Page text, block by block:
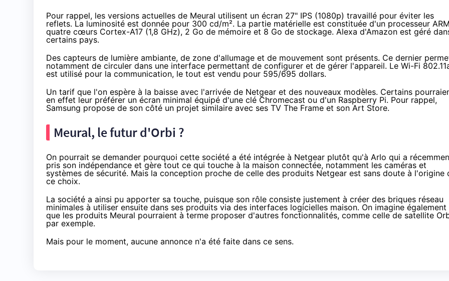
Pour rappel, les versions actuelles de Meural utilisent un écran 27" IPS (1080p) travaillé pour éviter les
reflets. La luminosité est donnée pour 300 cd/m². La partie matérielle est constituée d'un processeur
quatre cœurs Cortex-A17 (1,8 GHz), 2 Go de mémoire et 8 Go de stockage. Alexa d'Amazon est géré
certains pays.
Des capteurs de lumière ambiante, de zone d'allumage et de mouvement sont présents. Ce dernier
notamment de circuler dans une interface permettant de configurer et de gérer l'appareil. Le Wi-Fi
est utilisé pour la communication, le tout est vendu pour 595/695 dollars.
Un tarif que l'on espère à la baisse avec l'arrivée de Netgear et des nouveaux modèles. Certains
en effet leur préférer un écran minimal équipé d'une clé Chromecast ou d'un Raspberry Pi. Pour rappel,
Samsung propose de son côté un projet similaire avec ses TV The Frame et son Art Store.
Meural, le futur d'Orbi ?
On pourrait se demander pourquoi cette société a été intégrée à Netgear plutôt qu'à Arlo qui a
pris son indépendance et gère tout ce qui touche à la maison connectée, notamment les caméras et
systèmes de sécurité. Mais la conception proche de celle des produits Netgear est sans doute à l'origine
ce choix.
La société a ainsi pu apporter sa touche, puisque son rôle consiste justement à créer des briques réseau
minimales à utiliser ensuite dans ses produits via des interfaces logicielles maison. On imagine également
que les produits Meural pourraient à terme proposer d'autres fonctionnalités, comme celle de satellite
par exemple.
Mais pour le moment, aucune annonce n'a été faite dans ce sens.